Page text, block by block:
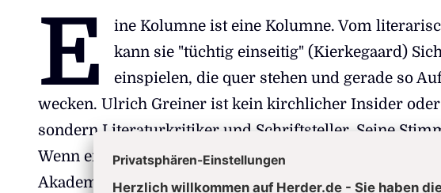
E
ine Kolumne ist eine Kolumne. Vom
kann sie "tüchtig einseitig" (Kierkegaard)
einspielen, die quer stehen und gerade so
wecken. Ulrich Greiner ist kein kirchlicher Insider oder
sondern Literaturkritiker und Schriftsteller. Seine
Wenn er als Intellektueller das fehlende katholische
Akademien aufspießt, kann er das machen. Warum